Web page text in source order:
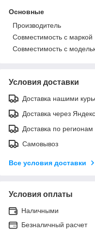
Основные
Производитель
Совместимость с маркой
Совместимость с
Условия доставки
Доставка нашими
Доставка через
Доставка по регионам
Самовывоз
Все условия доставки
Условия оплаты
Наличными
Безналичный расчет